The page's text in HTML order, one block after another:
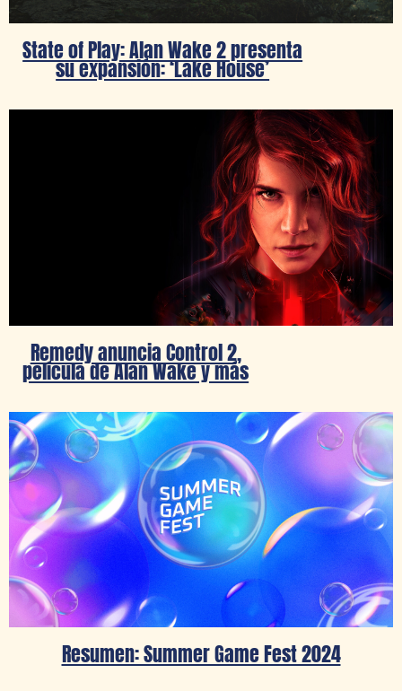
State of Play: Alan Wake 2 presenta
su expansión: ‘Lake House’
Remedy anuncia Control 2,
película de Alan Wake y más
Resumen: Summer Game Fest 2024